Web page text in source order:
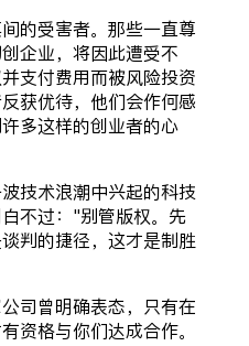
的受害者。那些一直尊
企业，将因此遭受不
支付费用而被风险投资
获优待，他们会作何感
多这样的创业者的心
技术浪潮中兴起的科技
不过："别管版权。先
判的捷径，这才是制胜
司曾明确表态，只有在
资格与你们达成合作。